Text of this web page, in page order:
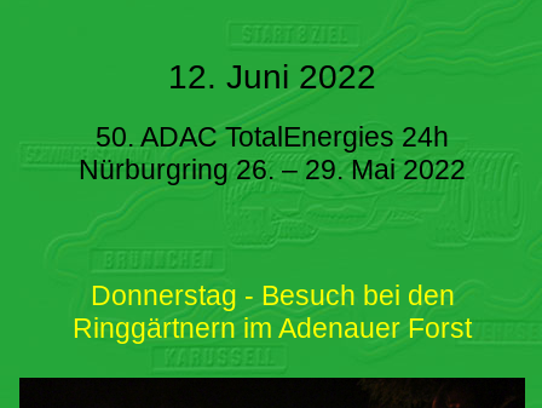
12. Juni 2022
50. ADAC TotalEnergies 24h
Nürburgring 26. – 29. Mai 2022
Donnerstag - Besuch bei den
Ringgärtnern im Adenauer Forst